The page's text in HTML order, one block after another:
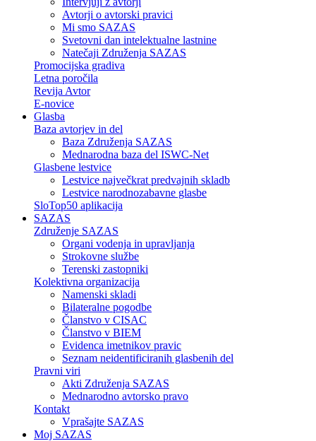
Avtorji o avtorski pravici
Mi smo SAZAS
Svetovni dan intelektualne lastnine
Natečaji Združenja SAZAS
Promocijska gradiva
Letna poročila
Revija Avtor
E-novice
Glasba
Baza avtorjev in del
Baza Združenja SAZAS
Mednarodna baza del ISWC-Net
Glasbene lestvice
Lestvice največkrat predvajnih skladb
Lestvice narodnozabavne glasbe
SloTop50 aplikacija
SAZAS
Združenje SAZAS
Organi vodenja in upravljanja
Strokovne službe
Terenski zastopniki
Kolektivna organizacija
Namenski skladi
Bilateralne pogodbe
Članstvo v CISAC
Članstvo v BIEM
Evidenca imetnikov pravic
Seznam neidentificiranih glasbenih del
Pravni viri
Akti Združenja SAZAS
Mednarodno avtorsko pravo
Kontakt
Vprašajte SAZAS
Moj SAZAS